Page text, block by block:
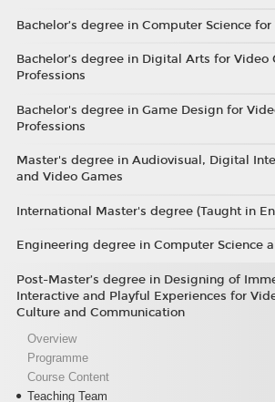
Bachelor’s degree in Computer Science
Bachelor’s degree in Digital Arts for Video
Professions
Bachelor's degree in Game Design for
Professions
Master's degree in Audiovisual, Digital
and Video Games
International Master's degree (Taught in
Engineering degree in Computer Science
Post-Master’s degree in Designing of
Interactive and Playful Experiences for
Culture and Communication
Overview
Programme
Course Content
Teaching Team